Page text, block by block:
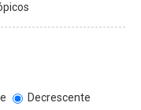
Decrescente